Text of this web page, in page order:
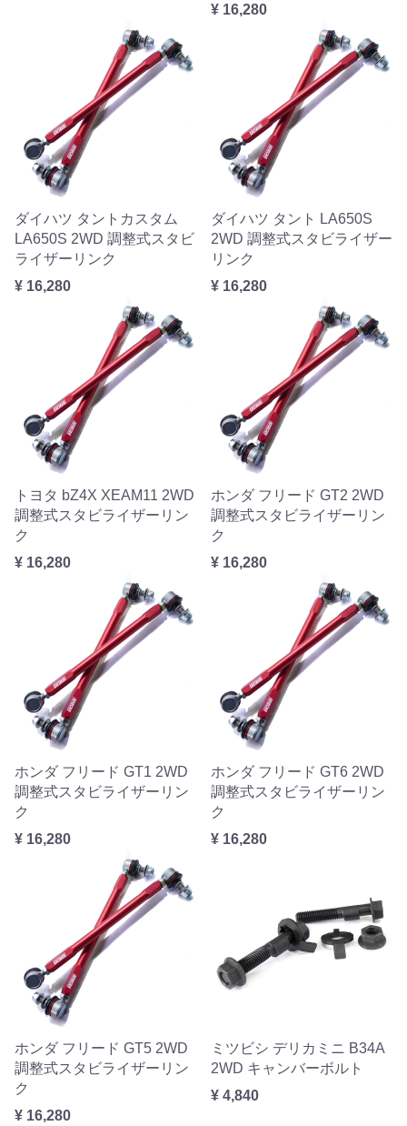
¥ 16,280
ダイハツ タントカスタム
LA650S 2WD 調整式スタビ
ライザーリンク
¥ 16,280
ダイハツ タント LA650S
2WD 調整式スタビライザー
リンク
¥ 16,280
トヨタ bZ4X XEAM11 2WD
調整式スタビライザーリン
ク
¥ 16,280
ホンダ フリード GT2 2WD
調整式スタビライザーリン
ク
¥ 16,280
ホンダ フリード GT1 2WD
調整式スタビライザーリン
ク
¥ 16,280
ホンダ フリード GT6 2WD
調整式スタビライザーリン
ク
¥ 16,280
ホンダ フリード GT5 2WD
調整式スタビライザーリン
ク
¥ 16,280
ミツビシ デリカミニ B34A
2WD キャンバーボルト
¥ 4,840